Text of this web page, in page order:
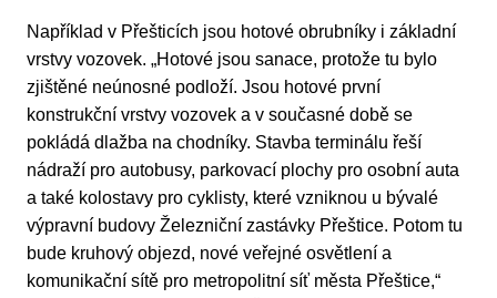
Například v Přešticích jsou hotové obrubníky i základní
vrstvy vozovek. „Hotové jsou sanace, protože tu bylo
zjištěné neúnosné podloží. Jsou hotové první
konstrukční vrstvy vozovek a v současné době se
pokládá dlažba na chodníky. Stavba terminálu řeší
nádraží pro autobusy, parkovací plochy pro osobní auta
a také kolostavy pro cyklisty, které vzniknou u bývalé
výpravní budovy Železniční zastávky Přeštice. Potom tu
bude kruhový objezd, nové veřejné osvětlení a
komunikační sítě pro metropolitní síť města Přeštice,“